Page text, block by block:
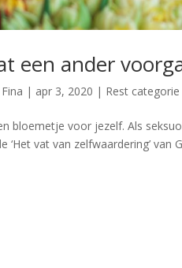
een ander
Fina | apr 3, 2020 | Rest categorie
bloemetje voor jezelf. Als
‘Het vat van zelfwaardering’ van